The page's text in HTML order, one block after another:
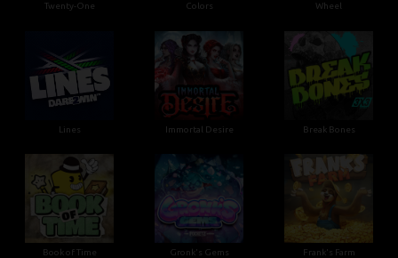
Twenty-One Colors Wheel
Lines Immortal Desire Break Bones
Book of Time Gronk's Gems Frank's Farm